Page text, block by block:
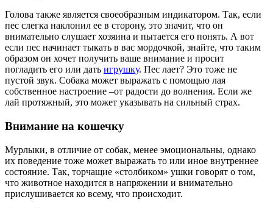
Голова также является своеобразным индикатором. Так, если
пес слегка наклонил ее в сторону, это значит, что он
внимательно слушает хозяина и пытается его понять. А вот
если пес начинает тыкать в вас мордочкой, знайте, что таким
образом он хочет получить ваше внимание и просит
погладить его или дать игрушку. Пес лает? Это тоже не
пустой звук. Собака может выражать с помощью лая
собственное настроение –от радости до волнения. Если же
лай протяжный, это может указывать на сильный страх.
Внимание на кошечку
Мурлыки, в отличие от собак, менее эмоциональны, однако
их поведение тоже может выражать то или иное внутреннее
состояние. Так, торчащие «столбиком» ушки говорят о том,
что животное находится в напряжении и внимательно
прислушивается ко всему, что происходит.